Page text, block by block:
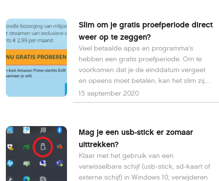
allemaal mee kunt!
Slim om je gratis proefperiode direct
weer op te zeggen?
Veel betaalde apps en programma’s
hebben een gratis proefperiode. Om te
voorkomen dat je de einddatum vergeet
en opeens moet betalen, kan het slim zijn
om dat proefabonnement meteen na
afsluiten weer op te zeggen. Zeker als je
15 september 2020
Mag je een usb-stick er zomaar
uittrekken?
Klaar met het gebruik van een
verwisselbare schijf (usb-stick, sd-kaart of
externe schijf) in Windows 10, verwijderen